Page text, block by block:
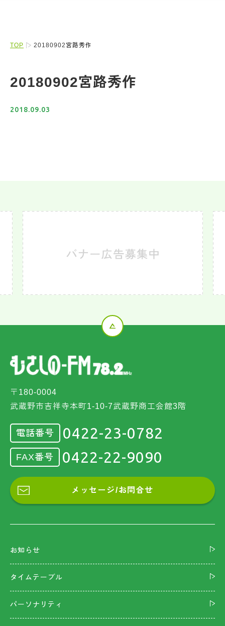
TOP 20180902宮路秀作
20180902宮路秀作
2018.09.03
〒180-0004
武蔵野市吉祥寺本町1-10-7武蔵野商工会館3階
電話番号 0422-23-0782
FAX番号 0422-22-9090
メッセージ/お問合せ
お知らせ
タイムテーブル
パーソナリティ